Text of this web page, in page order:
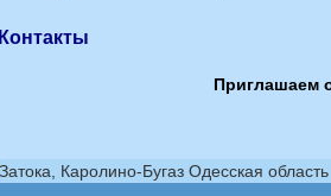
Контакты
Приглашаем